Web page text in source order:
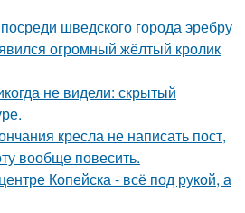
шведского города эребру
огромный жёлтый кролик
не видели: скрытый
кресла не написать пост,
вообще повесить.
Копейска - всё под рукой, а